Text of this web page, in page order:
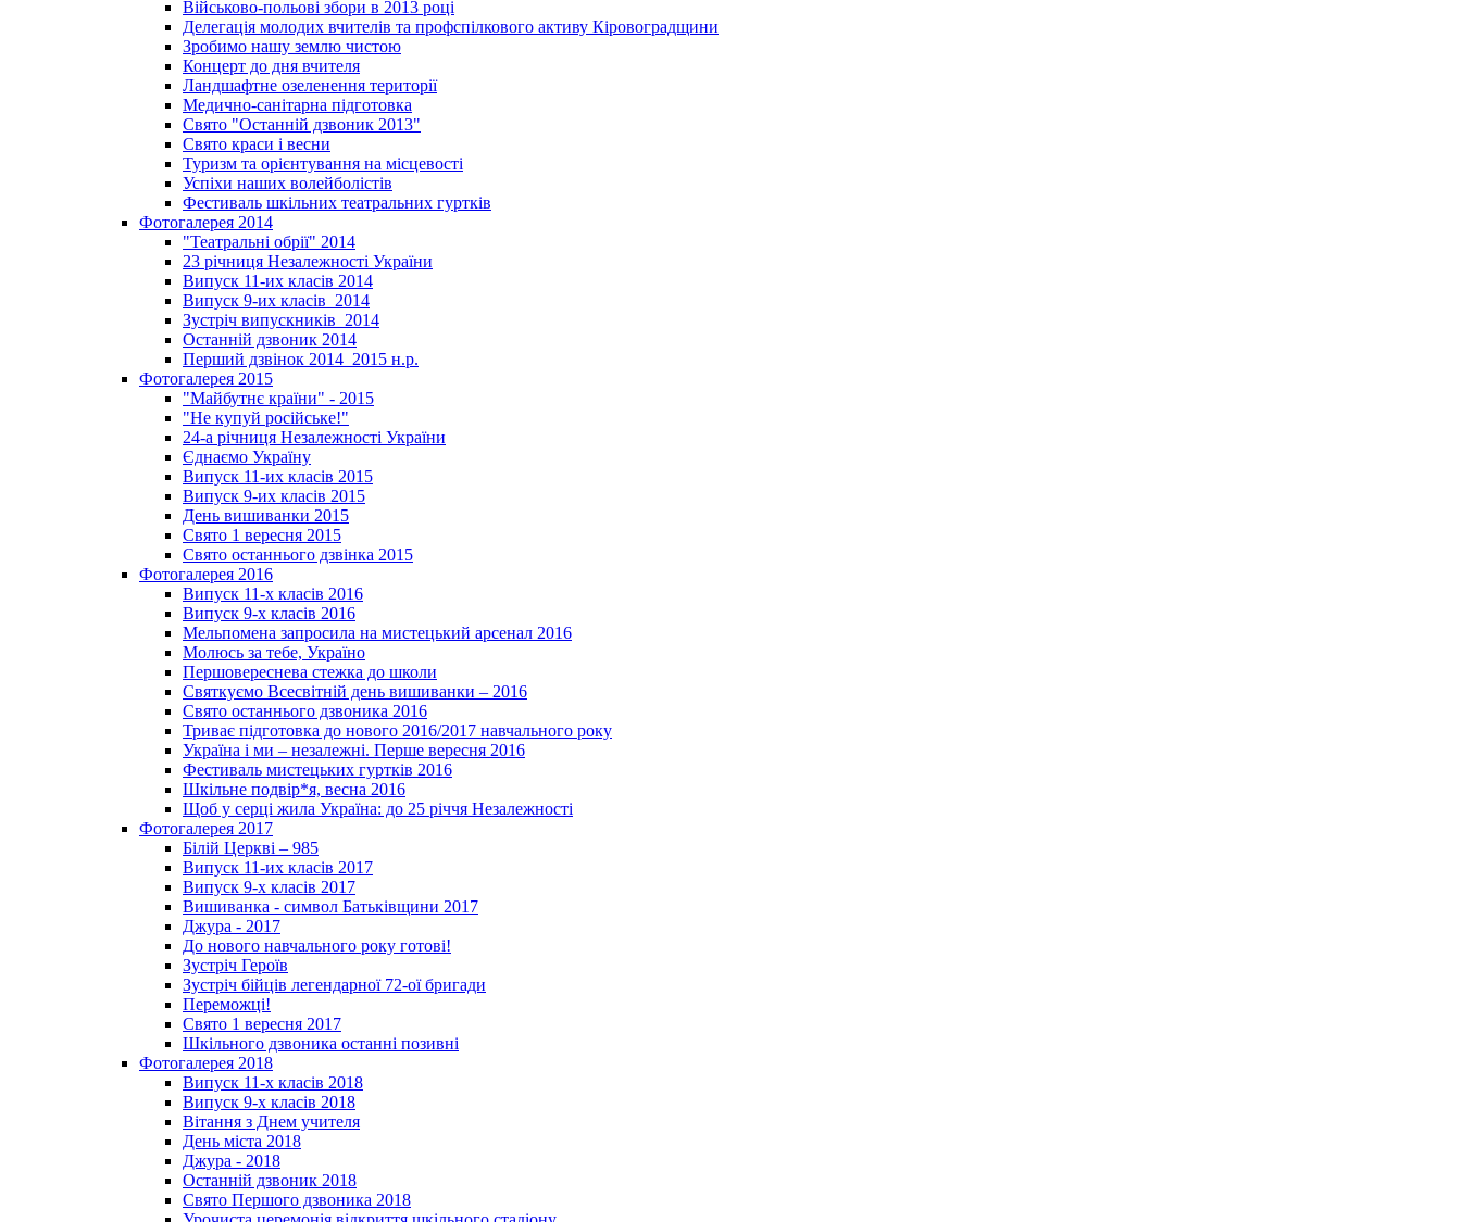
Військово-польові збори в 2013 році
Делегація молодих вчителів та профспілкового активу Кіровоградщини
Зробимо нашу землю чистою
Концерт до дня вчителя
Ландшафтне озеленення території
Медично-санітарна підготовка
Свято "Останній дзвоник 2013"
Свято краси і весни
Туризм та орієнтування на місцевості
Успіхи наших волейболістів
Фестиваль шкільних театральних гуртків
Фотогалерея 2014
"Театральні обрії" 2014
23 річниця Незалежності України
Випуск 11-их класів 2014
Випуск 9-их класів_2014
Зустріч випускників_2014
Останній дзвоник 2014
Перший дзвінок 2014_2015 н.р.
Фотогалерея 2015
"Майбутнє країни" - 2015
"Не купуй російське!"
24-а річниця Незалежності України
Єднаємо Україну
Випуск 11-их класів 2015
Випуск 9-их класів 2015
День вишиванки 2015
Свято 1 вересня 2015
Свято останнього дзвінка 2015
Фотогалерея 2016
Випуск 11-х класів 2016
Випуск 9-х класів 2016
Мельпомена запросила на мистецький арсенал 2016
Молюсь за тебе, Україно
Першовереснева стежка до школи
Святкуємо Всесвітній день вишиванки – 2016
Свято останнього дзвоника 2016
Триває підготовка до нового 2016/2017 навчального року
Україна і ми – незалежні. Перше вересня 2016
Фестиваль мистецьких гуртків 2016
Шкільне подвір*я, весна 2016
Щоб у серці жила Україна: до 25­ річчя Незалежності
Фотогалерея 2017
Білій Церкві – 985
Випуск 11-их класів 2017
Випуск 9-х класів 2017
Вишиванка - символ Батьківщини 2017
Джура - 2017
До нового навчального року готові!
Зустріч Героїв
Зустріч бійців легендарної 72-ої бригади
Переможці!
Свято 1 вересня 2017
Шкільного дзвоника останні позивні
Фотогалерея 2018
Випуск 11-х класів 2018
Випуск 9-х класів 2018
Вітання з Днем учителя
День міста 2018
Джура - 2018
Останній дзвоник 2018
Свято Першого дзвоника 2018